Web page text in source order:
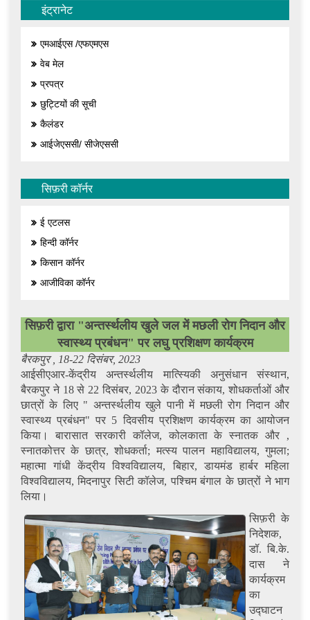
इंट्रानेट
एमआईएस /एफएमएस
वेब मेल
प्रपत्र
छुट्टियों की सूची
कैलंडर
आईजेएससी/ सीजेएससी
सिफ़री कॉर्नर
ई एटलस
हिन्दी कॉर्नर
किसान कॉर्नर
आजीविका कॉर्नर
सिफ़री द्वारा "अन्तर्स्थलीय खुले जल में मछली रोग निदान और
स्वास्थ्य प्रबंधन" पर लघु प्रशिक्षण कार्यक्रम
बैरकपुर , 18-22 दिसंबर, 2023
आईसीएआर-केंद्रीय अन्तर्स्थलीय मात्स्यिकी अनुसंधान संस्थान,
बैरकपुर ने 18 से 22 दिसंबर, 2023 के दौरान संकाय, शोधकर्ताओं और
छात्रों के लिए " अन्तर्स्थलीय खुले पानी में मछली रोग निदान और
स्वास्थ्य प्रबंधन" पर 5 दिवसीय प्रशिक्षण कार्यक्रम का आयोजन
किया। बारासात सरकारी कॉलेज, कोलकाता के स्नातक और ,
स्नातकोत्तर के छात्र, शोधकर्ता; मत्स्य पालन महाविद्यालय, गुमला;
महात्मा गांधी केंद्रीय विश्वविद्यालय, बिहार, डायमंड हार्बर महिला
विश्वविद्यालय, मिदनापुर सिटी कॉलेज, पश्चिम बंगाल के छात्रों ने भाग
लिया।
सिफ़री के
निदेशक,
डॉ. बि.के.
दास ने
कार्यक्रम
का
उद्घाटन